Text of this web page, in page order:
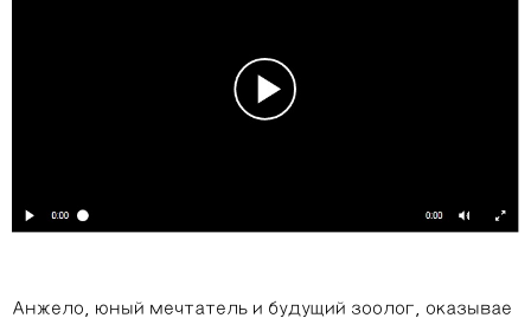
Анжело, юный мечтатель и будущий зоолог, оказывае